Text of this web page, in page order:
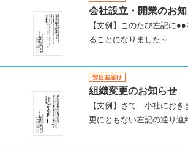
会社設立・開業のお
【文例】このたび左記に
ることになりました～
組織変更のお知らせ
【文例】さて 小社におき
更にともない左記の通り連